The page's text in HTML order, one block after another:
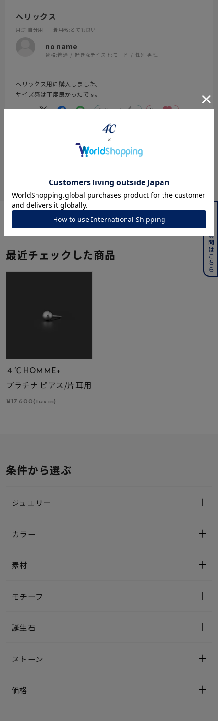
ヘリックス
用途:自分用 着用感:とても良い
no name
骨格:普通 好きなテイスト: モード 性別:男性
ヘリックス用に購入しました。
サイズ感は丁度良かったです。
参考になった 0 Like! 0
絞り込み 表示：新しい順
レビューを書く
最近チェックした商品
４℃ HOMME+
プラチナ ピアス/片耳用
¥17,600(tax in)
条件から選ぶ
ジュエリー
カラー
素材
モチーフ
誕生石
ストーン
価格
よくある質問はこちら